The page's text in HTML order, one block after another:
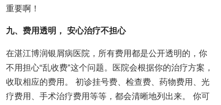
重要啊！
九、费用透明， 安心治疗不担心
在湛江博润银屑病医院，所有费用都是公开透明的，你
不用担心“乱收费”这个问题。医院会根据你的治疗方案，
收取相应的费用。 初诊挂号费、检查费、药物费用、光
疗费用、手术治疗费用等等，都会清晰地列出来。 你可